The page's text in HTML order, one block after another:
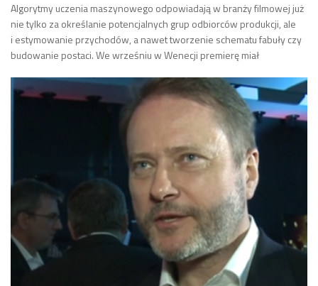
Algorytmy uczenia maszynowego odpowiadają w branży filmowej już
nie tylko za określanie potencjalnych grup odbiorców produkcji, ale
i estymowanie przychodów, a nawet tworzenie schematu fabuły czy
budowanie postaci. We wrześniu w Wenecji premierę miał